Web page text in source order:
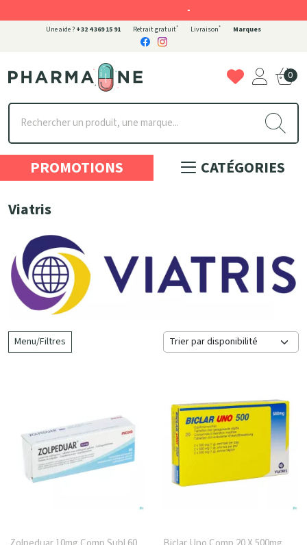
Une aide ? +32 4 369 15 91 Retrait gratuit* Livraison* Marques
Pharmaone Votre pharmacie en ligne à votre service
0
PROMOTIONS
CATÉGORIES
Viatris
Menu/Filtres